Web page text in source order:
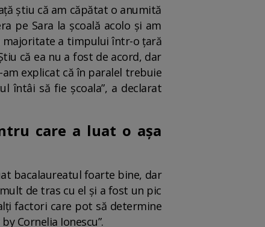
știu că am căpătat o anumită
pe Sara la școală acolo și am
majoritate a timpului într-o țară
că ea nu a fost de acord, dar
explicat că în paralel trebuie
întâi să fie școala”, a declarat
care a luat o așa
bacalaureatul foarte bine, dar
de tras cu el și a fost un pic
factori care pot să determine
Cornelia Ionescu”.